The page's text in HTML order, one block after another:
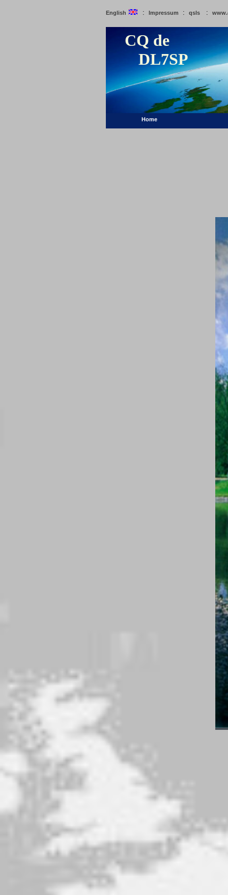
English : Impressum : qsls :
CQ de
DL7SP
Home